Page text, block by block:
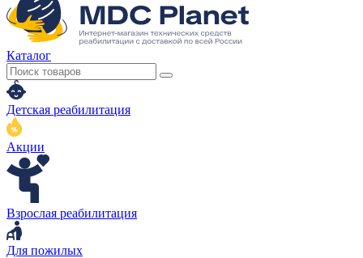
Каталог
Детская реабилитация
Акции
Взрослая реабилитация
Для пожилых